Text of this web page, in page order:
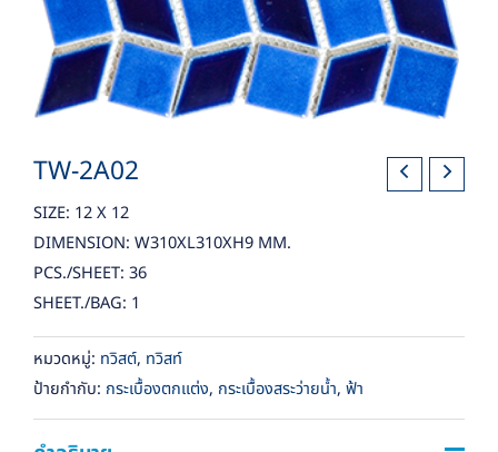
TW-2A02
SIZE: 12 X 12
DIMENSION: W310XL310XH9 MM.
PCS./SHEET: 36
SHEET./BAG: 1
หมวดหมู่: ทวิสต์, ทวิสท์
ป้ายกำกับ: กระเบื้องตกแต่ง, กระเบื้องสระว่ายน้ำ, ฟ้า